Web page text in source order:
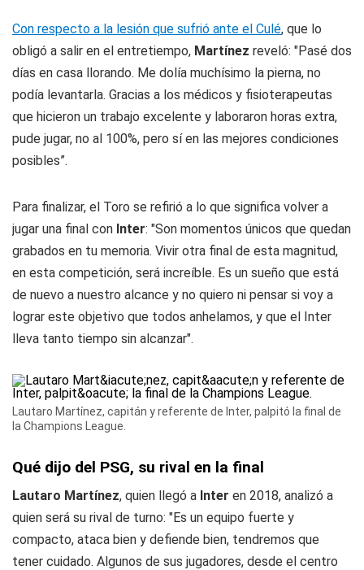
Con respecto a la lesión que sufrió ante el Culé, que lo
obligó a salir en el entretiempo, Martínez reveló: "Pasé dos
días en casa llorando. Me dolía muchísimo la pierna, no
podía levantarla. Gracias a los médicos y fisioterapeutas
que hicieron un trabajo excelente y laboraron horas extra,
pude jugar, no al 100%, pero sí en las mejores condiciones
posibles”.
Para finalizar, el Toro se refirió a lo que significa volver a
jugar una final con Inter: "Son momentos únicos que quedan
grabados en tu memoria. Vivir otra final de esta magnitud,
en esta competición, será increíble. Es un sueño que está
de nuevo a nuestro alcance y no quiero ni pensar si voy a
lograr este objetivo que todos anhelamos, y que el Inter
lleva tanto tiempo sin alcanzar".
Lautaro Martínez, capitán y referente de Inter, palpitó la final de
la Champions League.
Qué dijo del PSG, su rival en la final
Lautaro Martínez, quien llegó a Inter en 2018, analizó a
quien será su rival de turno: "Es un equipo fuerte y
compacto, ataca bien y defiende bien, tendremos que
tener cuidado. Algunos de sus jugadores, desde el centro